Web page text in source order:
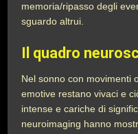
memoria/ripasso degli
sguardo altrui.
Il quadro
Nel sonno con movimenti
emotive restano vivaci e
intense e cariche di
neuroimaging hanno